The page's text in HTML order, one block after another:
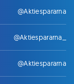
@Aktiespararna
@Aktiespararna_
@Aktiespararna